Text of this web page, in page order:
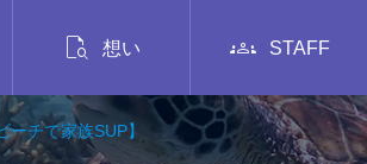
 想い  STAFF
チで家族SUP】